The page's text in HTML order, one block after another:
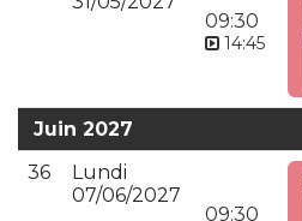
09:30
14:45
Juin 2027
36
Lundi
07/06/2027
09:30